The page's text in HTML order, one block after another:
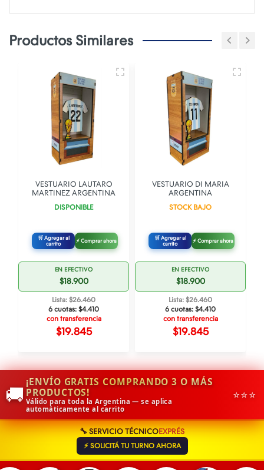
Productos Similares
VESTUARIO LAUTARO
MARTINEZ ARGENTINA
DISPONIBLE
🛒 Agregar al
carrito
⚡ Comprar ahora
EN EFECTIVO
$18.900
Lista: $26.460
6 cuotas: $4.410
con transferencia
$19.845
VESTUARIO DI MARIA
ARGENTINA
STOCK BAJO
🛒 Agregar al
carrito
⚡ Comprar ahora
EN EFECTIVO
$18.900
Lista: $26.460
6 cuotas: $4.410
con transferencia
$19.845
🚚¡ENVÍO GRATIS COMPRANDO 3 O MÁS
PRODUCTOS!
Válido para toda la Argentina — se aplica
automáticamente al carrito
⭐⭐⭐
🔧 SERVICIO TÉCNICOEXPRÉS
⚡ SOLICITÁ TU TURNO AHORA